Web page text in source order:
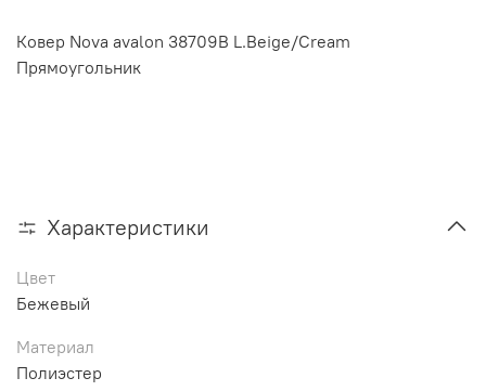
Ковер Nova avalon 38709B L.Beige/Cream
Прямоугольник
Характеристики
Цвет
Бежевый
Материал
Полиэстер